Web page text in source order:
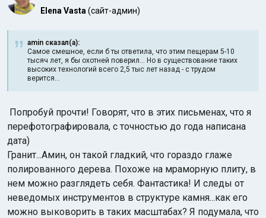
Elena Vasta (сайт-админ)
amin сказал(а):
Самое смешное, если б ты ответила, что этим пещерам 5-10
тысяч лет, я бы охотней поверил... Но в существование таких
высоких технологий всего 2,5 тыс лет назад - с трудом
верится...
Попробуй прочти! Говорят, что в этих письменах, что я
перефотографировала, с точностью до года написана
дата)
Гранит...Амин, он такой гладкий, что гораздо глаже
полированного дерева. Похоже на мраморную плиту, в
нем можно разглядеть себя. Фантастика! И следы от
неведомых инструментов в структуре камня...как его
можно выковорить в таких масштабах? Я подумала, что